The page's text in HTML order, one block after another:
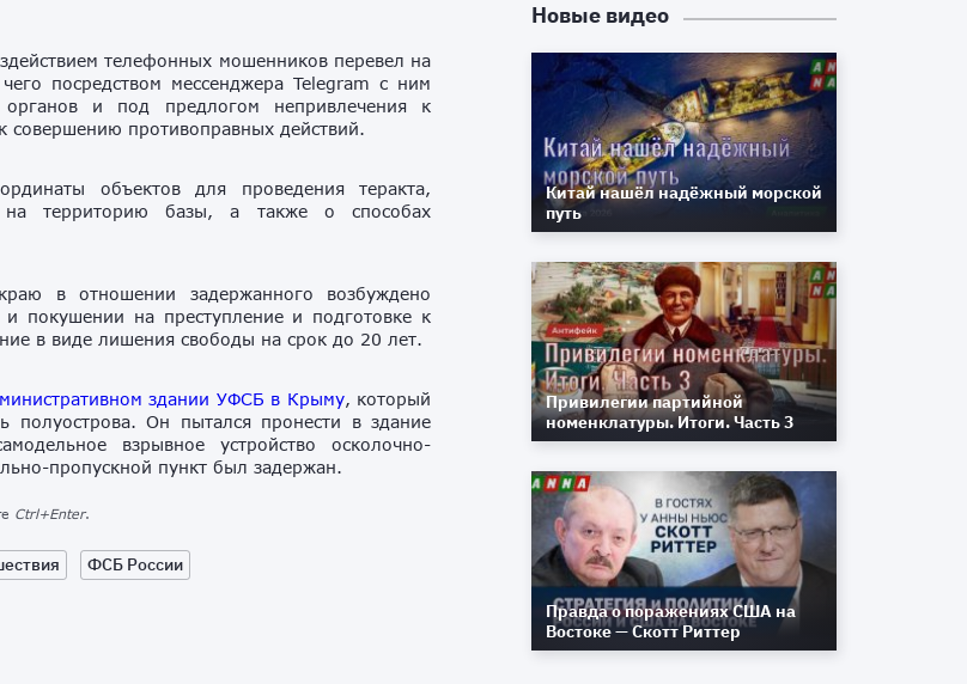
телефонных мошенников перевел на
посредством мессенджера Telegram с ним
органов и под предлогом непривлечения к
совершению противоправных действий.
объектов для проведения теракта,
на территорию базы, а также о способах
в отношении задержанного возбуждено
покушении на преступление и подготовке к
в виде лишения свободы на срок до 20 лет.
здании УФСБ в Крыму, который
полуострова. Он пытался пронести в здание
взрывное устройство осколочно-
пропускной пункт был задержан.
Ctrl+Enter.
ФСБ России
Новые видео
Китай нашёл надёжный морской
путь
Привилегии партийной
номенклатуры. Итоги. Часть 3
Правда о поражениях США на
Востоке — Скотт Риттер